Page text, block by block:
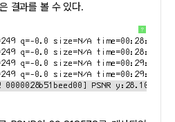
결과를 볼 수 있다.
?
q=-0.0 size=N/A
q=-0.0 size=N/A
q=-0.0 size=N/A
q=-0.0 size=N/A
0000028b51beed00] PSNR